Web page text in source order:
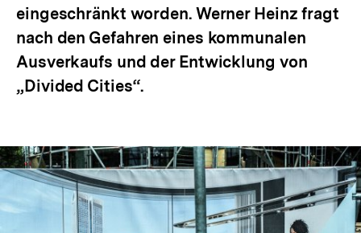
eingeschränkt worden. Werner Heinz fragt
nach den Gefahren eines kommunalen
Ausverkaufs und der Entwicklung von
„Divided Cities“.